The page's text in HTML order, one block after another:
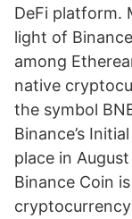
DeFi platform.
light of
among
native
the symbol
Binance’s
place in
Binance Coin